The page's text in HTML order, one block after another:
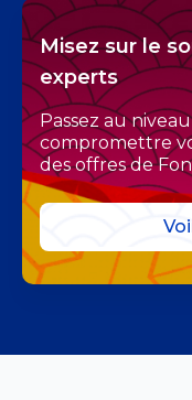
Misez sur le
experts
Passez au
compromettre
des offres de